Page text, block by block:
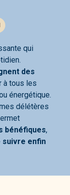
qui
des
à tous les
énergétique.
délétères
bénéfiques,
suivre enfin